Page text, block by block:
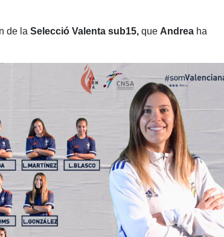
de la Selecció Valenta sub15,que Andreaha